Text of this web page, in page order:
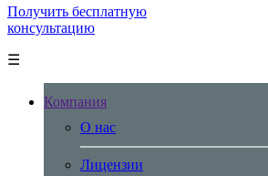
Получить бесплатную
консультацию
☰
Компания
О нас
Лицензии